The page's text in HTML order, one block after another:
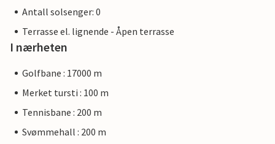
Antall solsenger: 0
Terrasse el. lignende - Åpen terrasse
I nærheten
Golfbane : 17000 m
Merket tursti : 100 m
Tennisbane : 200 m
Svømmehall : 200 m